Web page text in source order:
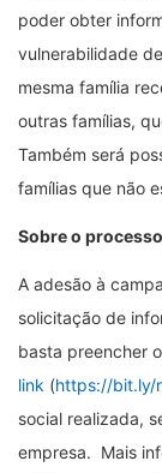
poder obter
vulnerabilidade
mesma família
outras famílias,
Também será
famílias que não
Sobre o
A adesão à
solicitação de
basta preencher
link (https://bit.ly/
social realizada,
empresa. Mais